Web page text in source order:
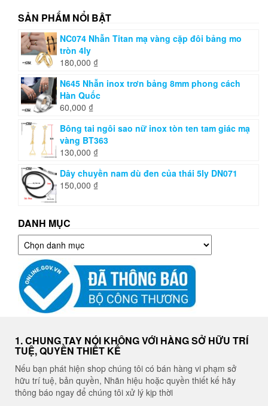
SẢN PHẨM NỔI BẬT
NC074 Nhẫn Titan mạ vàng cặp đôi bảng mo
tròn 4ly
180,000 ₫
N645 Nhẫn inox trơn bảng 8mm phong cách
Hàn Quốc
60,000 ₫
Bông tai ngôi sao nữ inox tòn ten tam giác mạ
vàng BT363
130,000 ₫
Dây chuyền nam dù đen của thái 5ly DN071
150,000 ₫
DANH MỤC
Danh
mục
1. CHUNG TAY NÓI KHÔNG VỚI HÀNG SỞ HỮU TRÍ
TUỆ, QUYỀN THIẾT KẾ
Nếu bạn phát hiện shop chúng tôi có bán hàng vi phạm sở
hữu trí tuệ, bản quyền, Nhãn hiệu hoặc quyền thiết kế hãy
thông báo ngay để chúng tôi xử lý kịp thời